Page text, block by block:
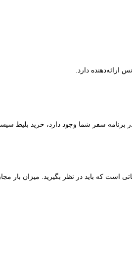
ارائه‌دهنده دارد.
برنامه سفر شما وجود دارد، خرید بلیط
است که باید در نظر بگیرید. میزان بار